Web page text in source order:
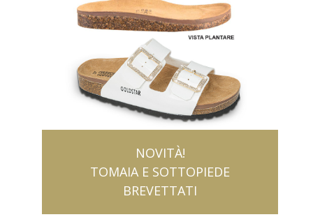
NOVITÀ!
TOMAIA E SOTTOPIEDE
BREVETTATI